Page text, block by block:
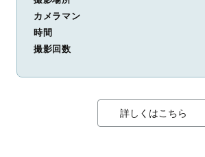
カメラマン
時間
撮影回数
詳しくはこちら